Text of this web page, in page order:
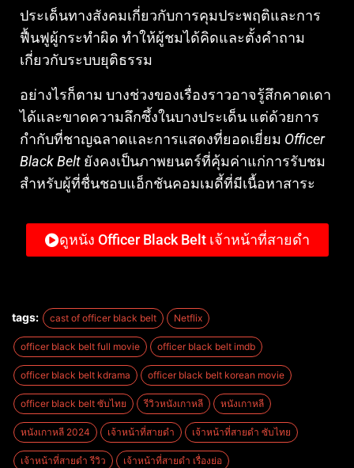
ประเด็นทางสังคมเกี่ยวกับการคุมประพฤติและการ
ฟื้นฟูผู้กระทำผิด ทำให้ผู้ชมได้คิดและตั้งคำถาม
เกี่ยวกับระบบยุติธรรม
อย่างไรก็ตาม บางช่วงของเรื่องราวอาจรู้สึกคาดเดา
ได้และขาดความลึกซึ้งในบางประเด็น แต่ด้วยการ
กำกับที่ชาญฉลาดและการแสดงที่ยอดเยี่ยม Officer
Black Belt ยังคงเป็นภาพยนตร์ที่คุ้มค่าแก่การรับชม
สำหรับผู้ที่ชื่นชอบแอ็กชันคอมเมดี้ที่มีเนื้อหาสาระ
ดูหนัง Officer Black Belt เจ้าหน้าที่สายดํา
tags: cast of officer black belt Netflix
officer black belt full movie officer black belt imdb
officer black belt kdrama officer black belt korean movie
officer black belt ซับไทย รีวิวหนังเกาหลี หนังเกาหลี
หนังเกาหลี 2024 เจ้าหน้าที่สายดํา เจ้าหน้าที่สายดํา ซับไทย
เจ้าหน้าที่สายดํา รีวิว เจ้าหน้าที่สายดํา เรื่องย่อ